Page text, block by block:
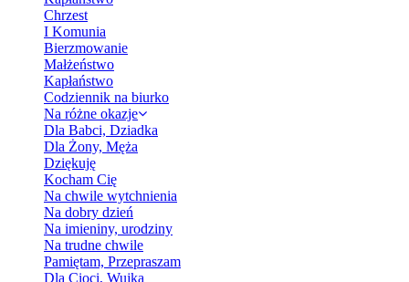
Chrzest
I Komunia
Bierzmowanie
Małżeństwo
Kapłaństwo
Codziennik na biurko
Na różne okazje
Dla Babci, Dziadka
Dla Żony, Męża
Dziękuję
Kocham Cię
Na chwile wytchnienia
Na dobry dzień
Na imieniny, urodziny
Na trudne chwile
Pamiętam, Przepraszam
Dla Cioci, Wujka